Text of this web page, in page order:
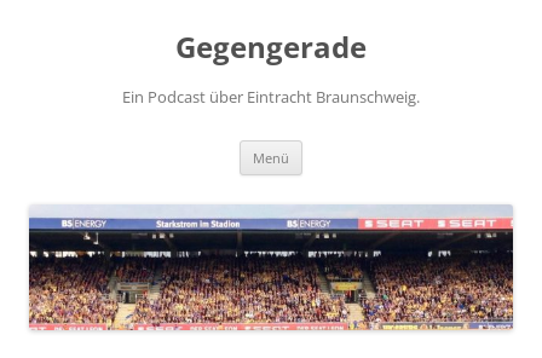
Gegengerade
Ein Podcast über Eintracht Braunschweig.
Menü